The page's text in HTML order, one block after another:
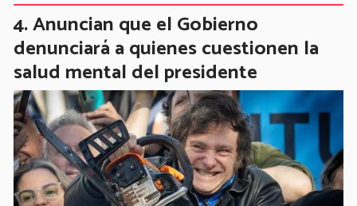
Anuncian que el Gobierno
denunciará a quienes cuestionen la
salud mental del presidente